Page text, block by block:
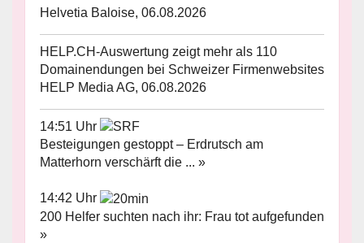
Helvetia Baloise, 06.08.2026
HELP.CH-Auswertung zeigt mehr als 110
Domainendungen bei Schweizer Firmenwebsites
HELP Media AG, 06.08.2026
14:51 Uhr
Besteigungen gestoppt – Erdrutsch am
Matterhorn verschärft die ... »
14:42 Uhr
200 Helfer suchten nach ihr: Frau tot aufgefunden
»